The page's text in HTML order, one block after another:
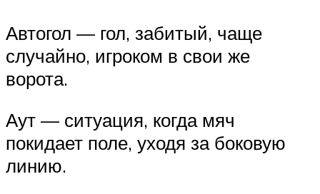
Автогол — гол, забитый, чаще
случайно, игроком в свои же
ворота.
Аут — ситуация, когда мяч
покидает поле, уходя за боковую
линию.